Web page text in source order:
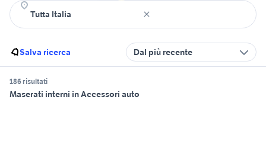
Salva ricerca Dal più recente
186 risultati
Maserati interni in Accessori auto